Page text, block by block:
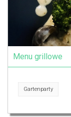
Menu grillowe
Gartenparty